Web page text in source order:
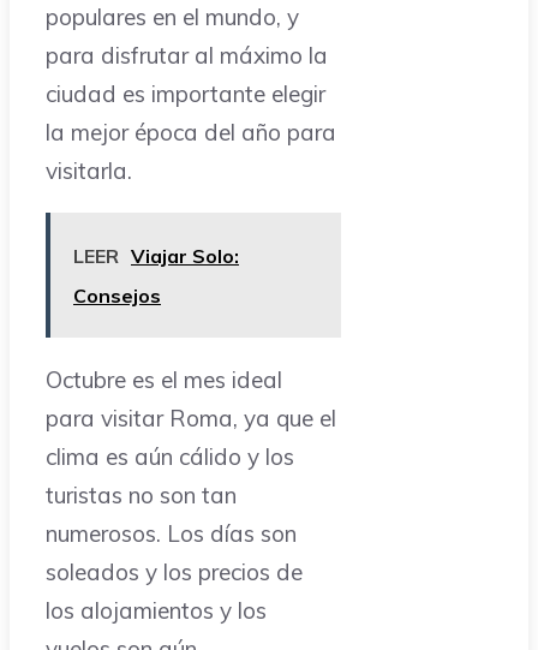
populares en el mundo, y
para disfrutar al máximo la
ciudad es importante elegir
la mejor época del año para
visitarla.
LEER Viajar Solo:
Consejos
Octubre es el mes ideal
para visitar Roma, ya que el
clima es aún cálido y los
turistas no son tan
numerosos. Los días son
soleados y los precios de
los alojamientos y los